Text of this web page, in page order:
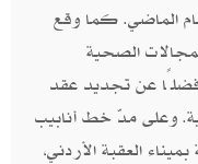
العام الماضي. كما وقع
الصحية
فضلًا عن تجديد عقد
وعلى مدّ خط أنابيب
العقبة الأردني،